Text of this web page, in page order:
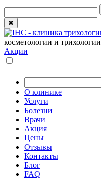
✖
косметологии и трихологии
Акции
О клинике
Услуги
Болезни
Врачи
Акция
Цены
Отзывы
Контакты
Блог
FAQ